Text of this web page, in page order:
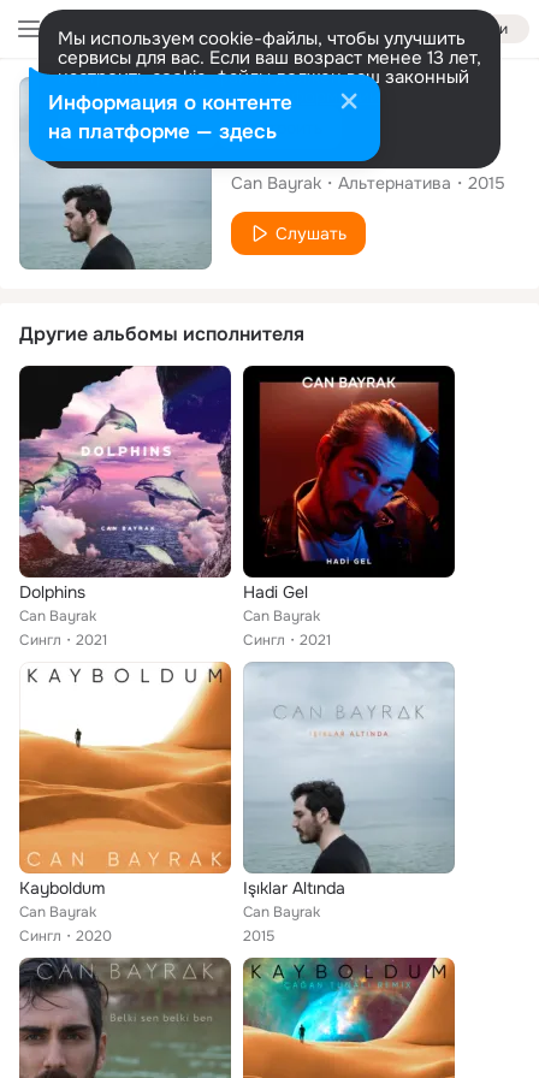
Войти
Мы используем cookie-файлы, чтобы улучшить
сервисы для вас. Если ваш возраст менее 13 лет,
настроить cookie-файлы должен ваш законный
представитель. Больше информации
Разрешить все Настроить
Альбом
Isiklar Altinda
Can Bayrak Альтернатива 2015
Слушать
Другие альбомы исполнителя
Dolphins
Can Bayrak
Сингл
2021
Hadi Gel
Can Bayrak
Сингл
2021
Kayboldum
Can Bayrak
Сингл
2020
Işıklar Altında
Can Bayrak
2015
Информация о контенте
на платформе — здесь